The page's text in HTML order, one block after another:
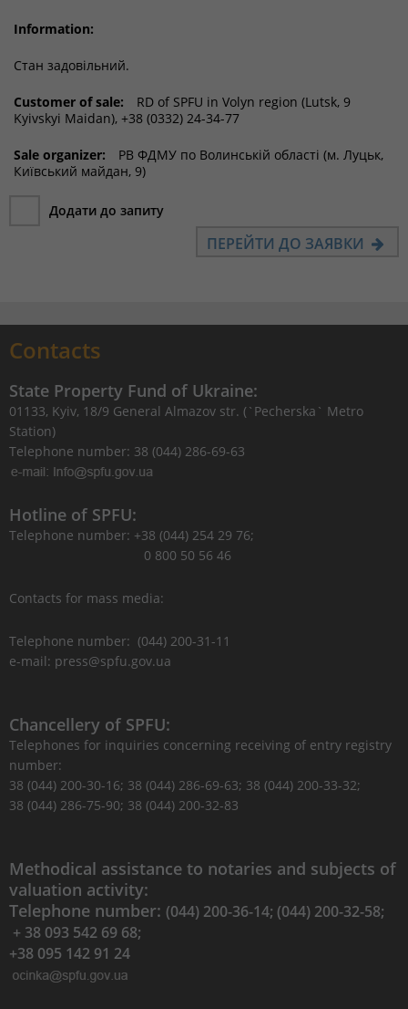
Information:
Стан задовільний.
Customer of sale:
RD of SPFU in Volyn region (Lutsk, 9
Kyivskyi Maidan), +38 (0332) 24-34-77
Sale organizer:
РВ ФДМУ по Волинській області (м. Луцьк,
Київський майдан, 9)
Додати до запиту
ПЕРЕЙТИ ДО ЗАЯВКИ
Contacts
State Property Fund of Ukraine:
01133, Kyiv, 18/9 General Almazov str. (`Pecherska` Metro
Station)
Telephone number: 38 (044) 286-69-63
Hotline of SPFU:
Telephone number: +38 (044) 254 29 76;
0 800 50 56 46
Contacts for mass media:
Telephone number: (044) 200-31-11
e-mail: press@spfu.gov.ua
Chancellery of SPFU:
Telephones for inquiries concerning receiving of entry registry
number:
38 (044) 200-30-16; 38 (044) 286-69-63; 38 (044) 200-33-32;
38 (044) 286-75-90; 38 (044) 200-32-83
Methodical assistance to notaries and subjects of
valuation activity:
Telephone number: (044) 200-36-14; (044) 200-32-58;
+ 38 093 542 69 68;
+38 095 142 91 24